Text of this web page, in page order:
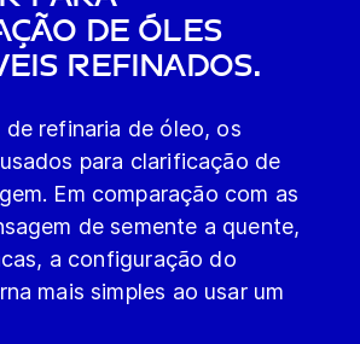
de Óles
refinados.
refinaria de óleo, os
para clarificação de
Em comparação com as
de semente a quente,
a configuração do
mais simples ao usar um